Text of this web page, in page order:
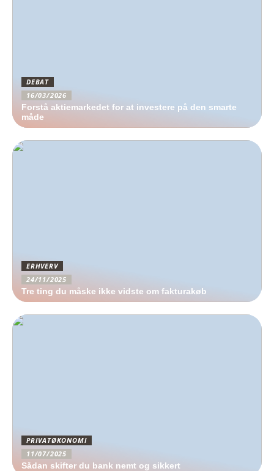
DEBAT
16/03/2026
Forstå aktiemarkedet for at investere på den smarte
måde
ERHVERV
24/11/2025
Tre ting du måske ikke vidste om fakturakøb
PRIVATØKONOMI
11/07/2025
Sådan skifter du bank nemt og sikkert